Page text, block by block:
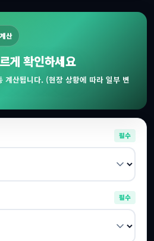
산
게 확인하세요
계산됩니다. (현장 상황에 따라 일부 변
필수
필수